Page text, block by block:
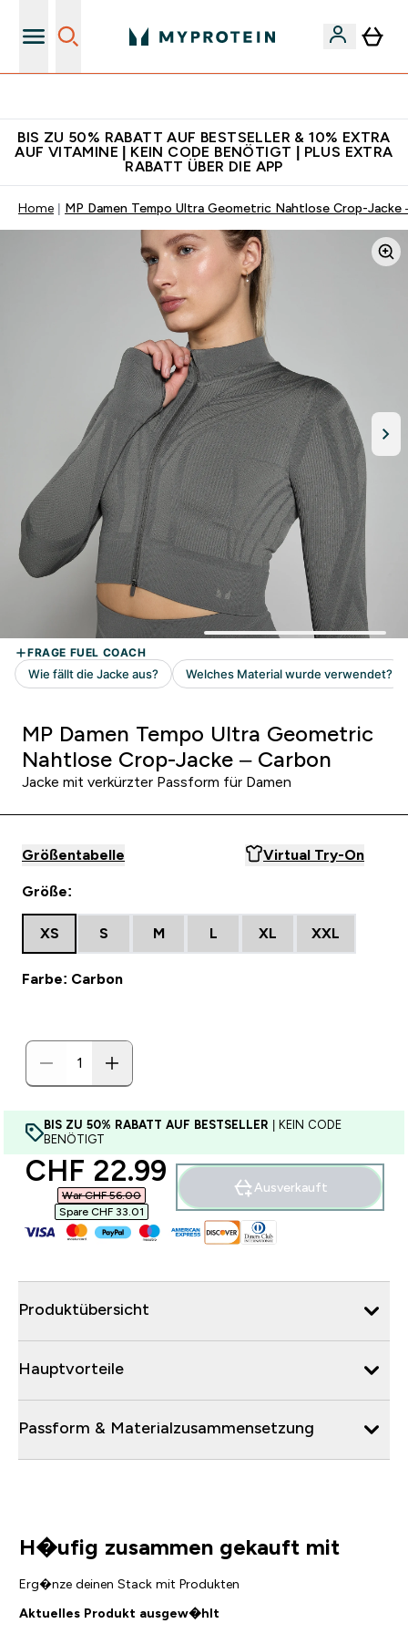
BIS ZU 50% RABATT AUF BESTSELLER & 10% EXTRA
AUF VITAMINE | KEIN CODE BENÖTIGT | PLUS EXTRA
RABATT ÜBER DIE APP
Home MP Damen Tempo Ultra Geometric Nahtlose Crop-Jacke
MP Damen Tempo Ultra Geometric
Nahtlose Crop-Jacke – Carbon
Jacke mit verkürzter Passform für Damen
Größentabelle Virtual Try-On
Größe:
XS S M L XL XXL
Farbe: Carbon
BIS ZU 50% RABATT AUF BESTSELLER | KEIN CODE
BENÖTIGT
discounted price
CHF 22.99‎
War CHF 56.00‎
Spare CHF 33.01‎
Ausverkauft
Produktübersicht
Hauptvorteile
Passform & Materialzusammensetzung
H�ufig zusammen gekauft mit
Erg�nze deinen Stack mit Produkten
Aktuelles Produkt ausgew�hlt